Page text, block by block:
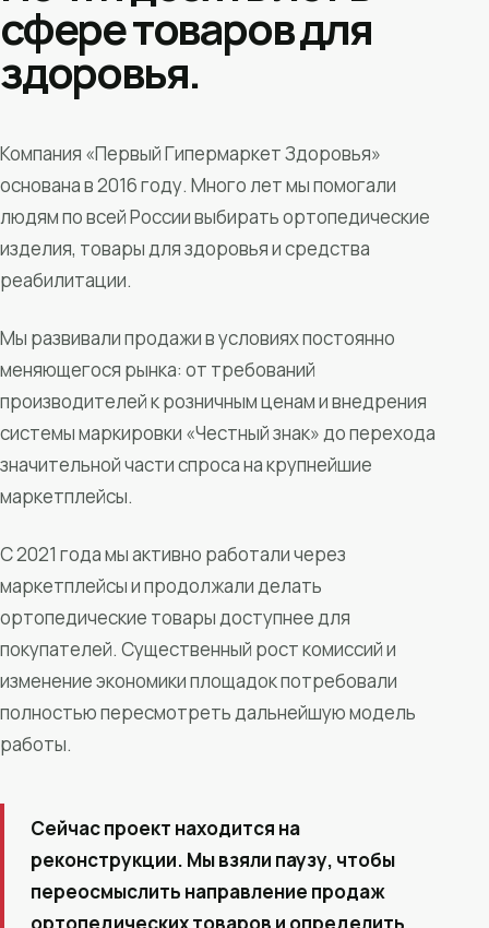
сфере товаров для
здоровья.
Компания «Первый Гипермаркет Здоровья»
основана в 2016 году. Много лет мы помогали
людям по всей России выбирать ортопедические
изделия, товары для здоровья и средства
реабилитации.
Мы развивали продажи в условиях постоянно
меняющегося рынка: от требований
производителей к розничным ценам и внедрения
системы маркировки «Честный знак» до перехода
значительной части спроса на крупнейшие
маркетплейсы.
С 2021 года мы активно работали через
маркетплейсы и продолжали делать
ортопедические товары доступнее для
покупателей. Существенный рост комиссий и
изменение экономики площадок потребовали
полностью пересмотреть дальнейшую модель
работы.
Сейчас проект находится на
реконструкции. Мы взяли паузу, чтобы
переосмыслить направление продаж